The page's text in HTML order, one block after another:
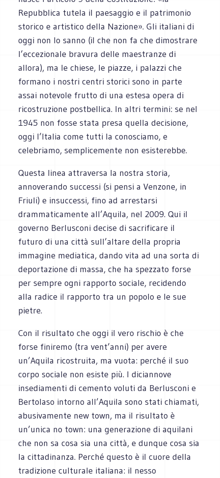
Repubblica tutela il paesaggio e il patrimonio
storico e artistico della Nazione». Gli italiani di
oggi non lo sanno (il che non fa che dimostrare
l’eccezionale bravura delle maestranze di
allora), ma le chiese, le piazze, i palazzi che
formano i nostri centri storici sono in parte
assai notevole frutto di una estesa opera di
ricostruzione postbellica. In altri termini: se nel
1945 non fosse stata presa quella decisione,
oggi l’Italia come tutti la conosciamo, e
celebriamo, semplicemente non esisterebbe.
Questa linea attraversa la nostra storia,
annoverando successi (si pensi a Venzone, in
Friuli) e insuccessi, fino ad arrestarsi
drammaticamente all’Aquila, nel 2009. Qui il
governo Berlusconi decise di sacrificare il
futuro di una città sull’altare della propria
immagine mediatica, dando vita ad una sorta di
deportazione di massa, che ha spezzato forse
per sempre ogni rapporto sociale, recidendo
alla radice il rapporto tra un popolo e le sue
pietre.
Con il risultato che oggi il vero rischio è che
forse finiremo (tra vent’anni) per avere
un’Aquila ricostruita, ma vuota: perché il suo
corpo sociale non esiste più. I diciannove
insediamenti di cemento voluti da Berlusconi e
Bertolaso intorno all’Aquila sono stati chiamati,
abusivamente new town, ma il risultato è
un’unica no town: una generazione di aquilani
che non sa cosa sia una città, e dunque cosa sia
la cittadinanza. Perché questo è il cuore della
tradizione culturale italiana: il nesso